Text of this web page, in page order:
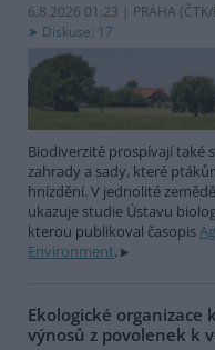
6.8.2026 01:23 | PRAHA (
Diskuse: 17
Biodiverzitě prospívají také
zahrady a sady, které
hnízdění. V jednolité
ukazuje studie Ústavu
kterou publikoval časopis
Environment.
Ekologické organizace
výnosů z povolenek k